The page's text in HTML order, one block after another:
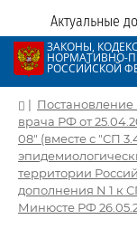
Актуальные
ЗАКОНЫ,
НОРМАТИВНО-
РОССИЙСКОЙ
| Постановление
врача РФ от
08" (вместе с "СП
территории
дополнения N 1 к
Минюсте РФ